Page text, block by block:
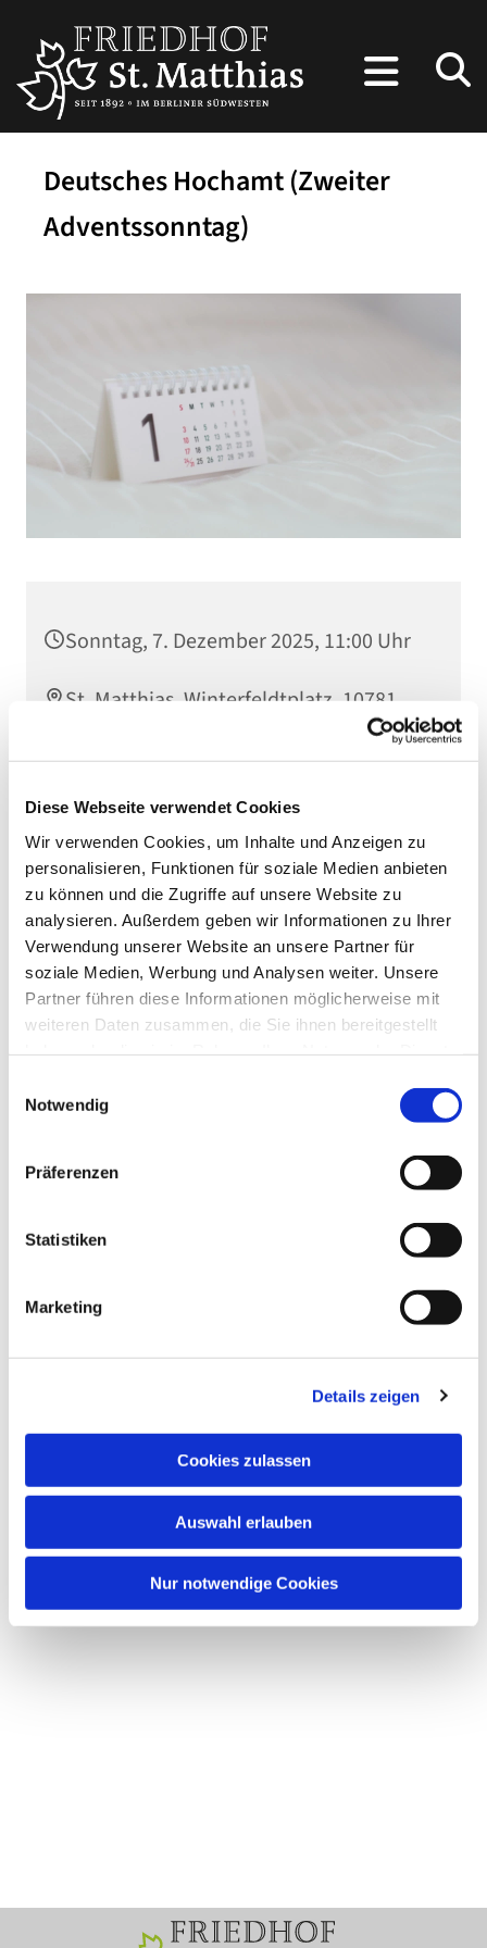
Diese Webseite verwendet Cookies
Wir verwenden Cookies, um Inhalte und Anzeigen zu
personalisieren, Funktionen für soziale Medien anbieten
zu können und die Zugriffe auf unsere Website zu
analysieren. Außerdem geben wir Informationen zu Ihrer
Verwendung unserer Website an unsere Partner für
soziale Medien, Werbung und Analysen weiter. Unsere
Partner führen diese Informationen möglicherweise mit
weiteren Daten zusammen, die Sie ihnen bereitgestellt
Notwendig
Präferenzen
Statistiken
Marketing
Details zeigen
Cookies zulassen
Auswahl erlauben
Nur notwendige Cookies
Deutsches Hochamt (Zweiter
Adventssonntag)
Sonntag, 7. Dezember 2025, 11:00 Uhr
St. Matthias, Winterfeldtplatz, 10781